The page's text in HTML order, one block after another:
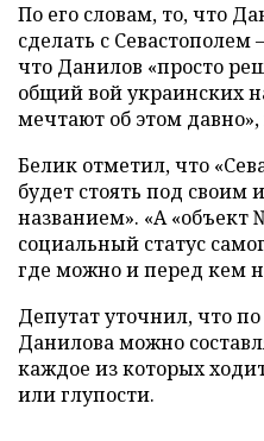
По его словам, то, что
сделать с Севастополем
что Данилов «просто
общий вой украинских
мечтают об этом
Белик отметил, что
будет стоять под своим
названием». «А «объект
социальный статус
где можно и перед кем
Депутат уточнил, что
Данилова можно
каждое из которых
или глупости.